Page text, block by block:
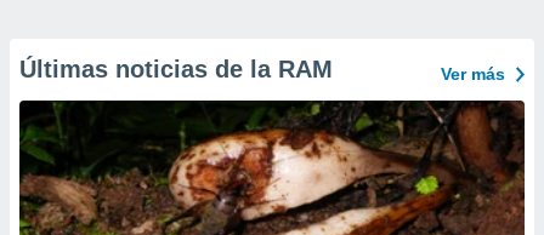
Últimas noticias de la RAM Ver más